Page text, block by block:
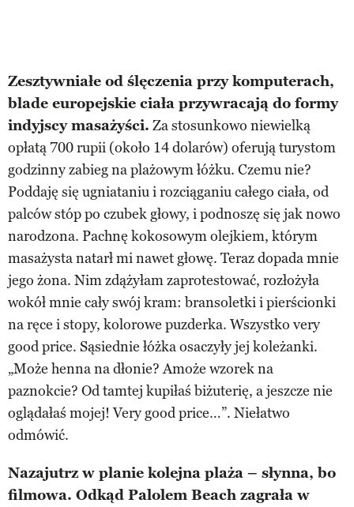
Zesztywniałe od ślęczenia przy komputerach,
blade europejskie ciała przywracają do formy
indyjscy masażyści. Za stosunkowo niewielką
opłatą 700 rupii (około 14 dolarów) oferują turystom
godzinny zabieg na plażowym łóżku. Czemu nie?
Poddaję się ugniataniu i rozciąganiu całego ciała, od
palców stóp po czubek głowy, i podnoszę się jak nowo
narodzona. Pachnę kokosowym olejkiem, którym
masażysta natarł mi nawet głowę. Teraz dopada mnie
jego żona. Nim zdążyłam zaprotestować, rozłożyła
wokół mnie cały swój kram: bransoletki i pierścionki
na ręce i stopy, kolorowe puzderka. Wszystko very
good price. Sąsiednie łóżka osaczyły jej koleżanki.
„Może henna na dłonie? Amoże wzorek na
paznokcie? Od tamtej kupiłaś biżuterię, a jeszcze nie
oglądałaś mojej! Very good price…”. Niełatwo
odmówić.
Nazajutrz w planie kolejna plaża – słynna, bo
filmowa. Odkąd Palolem Beach zagrała w